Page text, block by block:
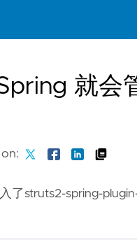
就会
struts2-spring-